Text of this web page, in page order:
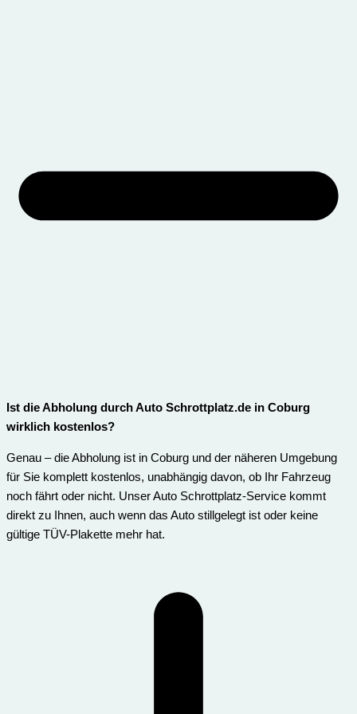
Ist die Abholung durch Auto Schrottplatz.de in Coburg
wirklich kostenlos?
Genau – die Abholung ist in Coburg und der näheren Umgebung
für Sie komplett kostenlos, unabhängig davon, ob Ihr Fahrzeug
noch fährt oder nicht. Unser Auto Schrottplatz-Service kommt
direkt zu Ihnen, auch wenn das Auto stillgelegt ist oder keine
gültige TÜV-Plakette mehr hat.